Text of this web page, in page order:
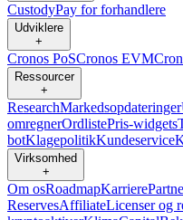
CustodyPay for forhandlere
Udviklere
+
Cronos PoSCronos EVM
Ressourcer
+
ResearchMarkedsopdateringer
omregnerOrdlistePris-widgets
botKlagepolitikKundeservice
Virksomhed
+
Om osRoadmapKarriere
ReservesAffiliateLicenser og